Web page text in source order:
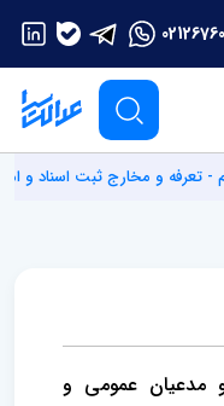
- تعرفه و مخارج ثبت اسناد و
مدعیان عمومی و